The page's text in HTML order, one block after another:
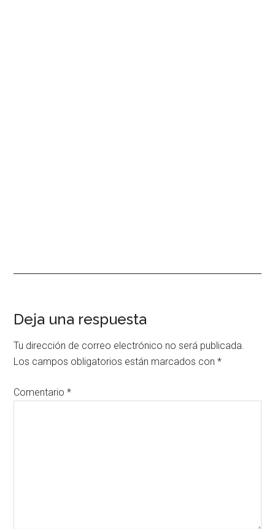
Interacciones
con
los
lectores
Deja una respuesta
Tu dirección de correo electrónico no será publicada.
Los campos obligatorios están marcados con*
Comentario*